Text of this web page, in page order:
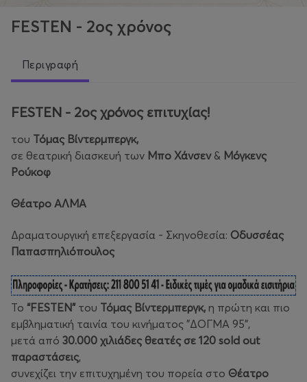
FESTEN - 2ος χρόνος
Περιγραφή
FESTEN - 2ος χρόνος επιτυχίας!
του Τόμας Βίντερμπεργκ,
σε θεατρική διασκευή των Μπο Χάνσεν & Μόγκενς
Ρούκοφ
Θέατρο ΑΛΜΑ
Δραματουργική επεξεργασία - Σκηνοθεσία: Οδυσσέας
Παπασπηλιόπουλος
Το “FESTEN”του Τόμας Βίντερμπεργκ, η πρώτη και πιο
εμβληματική ταινία του κινήματος "ΔOΓΜΑ 95",
μετά από 30.000 χιλιάδες θεατές σε 120 sold out
παραστάσεις,
συνεχίζει την επιτυχημένη του πορεία στο Θέατρο